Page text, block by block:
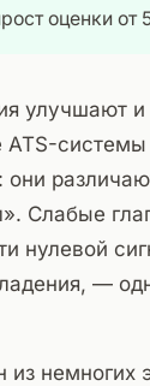
оценки от
улучшают
Слабые
нулевой
—
из